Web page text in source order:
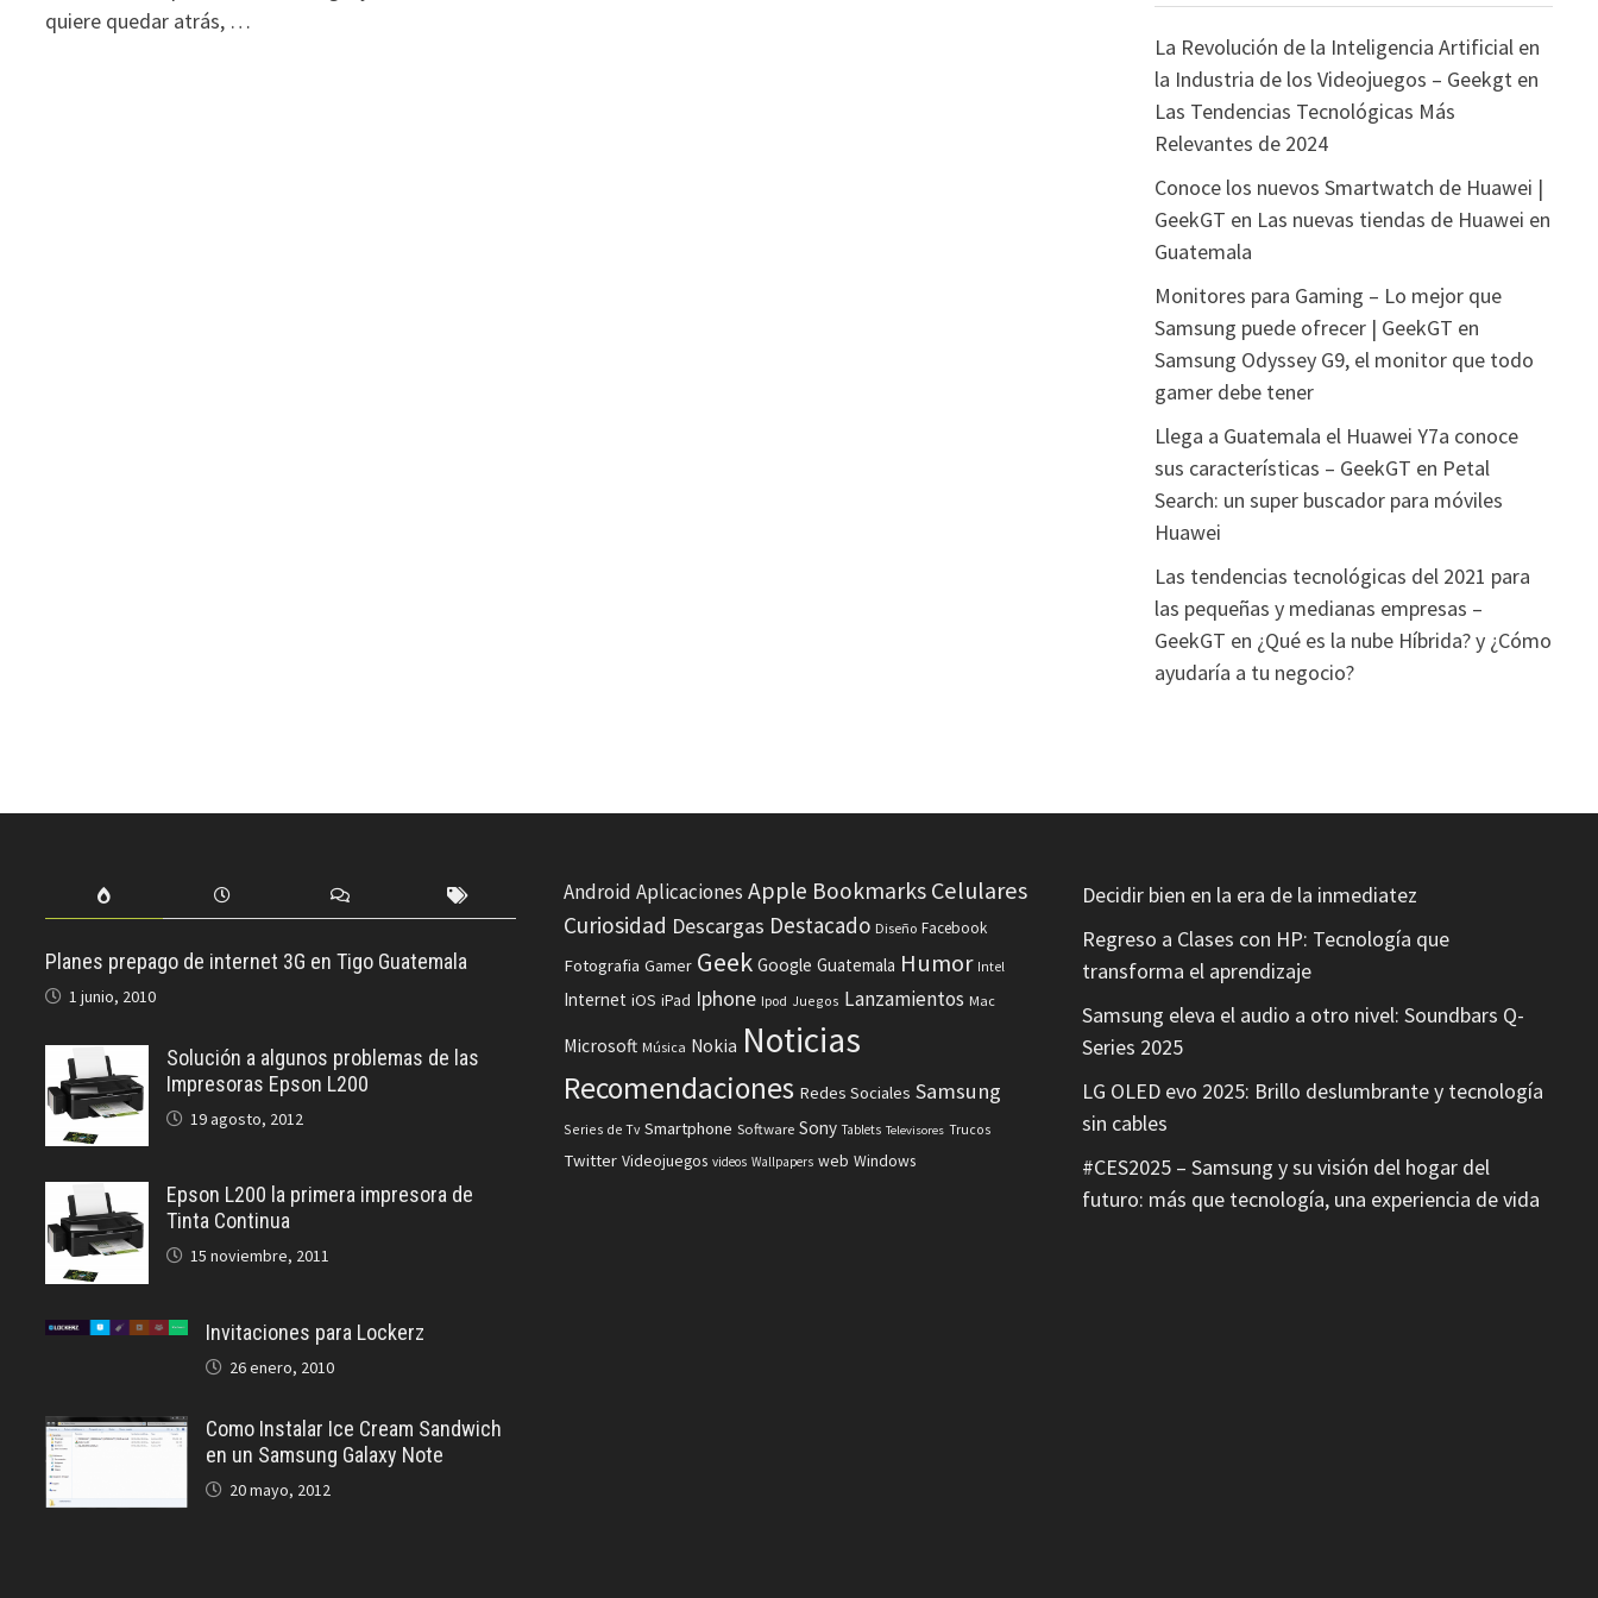
quiere quedar atrás, …
La Revolución de la Inteligencia Artificial en
la Industria de los Videojuegos – Geekgten
Las Tendencias Tecnológicas Más
Relevantes de 2024
Conoce los nuevos Smartwatch de Huawei |
GeekGT en Las nuevas tiendas de Huawei en
Guatemala
Monitores para Gaming – Lo mejor que
Samsung puede ofrecer | GeekGT en
Samsung Odyssey G9, el monitor que todo
gamer debe tener
Llega a Guatemala el Huawei Y7a conoce
sus características – GeekGT en Petal
Search: un super buscador para móviles
Huawei
Las tendencias tecnológicas del 2021 para
las pequeñas y medianas empresas –
GeekGT en ¿Qué es la nube Híbrida? y ¿Cómo
ayudaría a tu negocio?
Planes prepago de internet 3G en Tigo Guatemala
1 junio, 2010
Solución a algunos problemas de las
Impresoras Epson L200
19 agosto, 2012
Epson L200 la primera impresora de
Tinta Continua
15 noviembre, 2011
Invitaciones para Lockerz
26 enero, 2010
Como Instalar Ice Cream Sandwich
en un Samsung Galaxy Note
20 mayo, 2012
Android Aplicaciones Apple Bookmarks Celulares
Curiosidad Descargas Destacado Diseño Facebook
Fotografia Gamer Geek Google Guatemala Humor Intel
Internet iOS iPad Iphone Ipod Juegos Lanzamientos Mac
Microsoft Música Nokia Noticias
Recomendaciones Redes Sociales Samsung
Series de Tv Smartphone Software Sony Tablets Televisores Trucos
Twitter Videojuegos videos Wallpapers web Windows
Decidir bien en la era de la inmediatez
Regreso a Clases con HP: Tecnología que
transforma el aprendizaje
Samsung eleva el audio a otro nivel: Soundbars Q-
Series 2025
LG OLED evo 2025: Brillo deslumbrante y tecnología
sin cables
#CES2025 – Samsung y su visión del hogar del
futuro: más que tecnología, una experiencia de vida